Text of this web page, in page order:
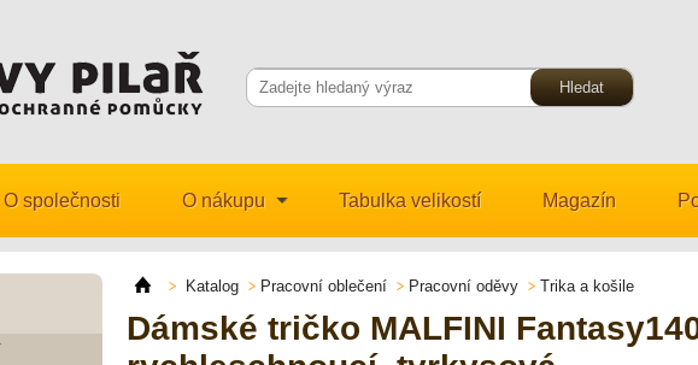
O společnosti O nákupu Tabulka velikostí Magazín
Katalog Pracovní oblečení Pracovní oděvy Trika a košile
Dámské tričko MALFINI